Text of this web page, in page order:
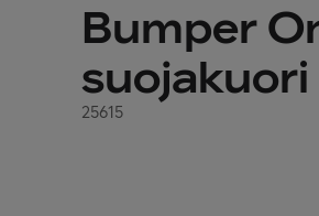
Bumper
suojakuori
25615